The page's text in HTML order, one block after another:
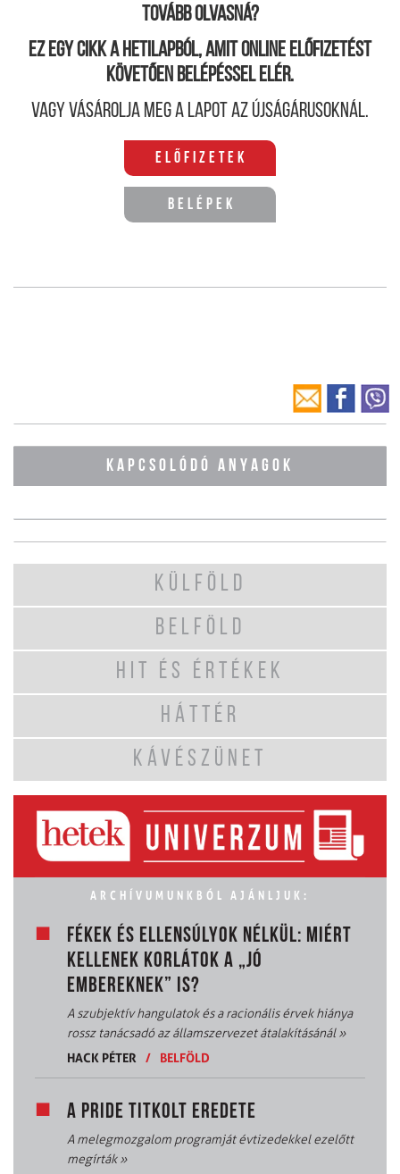
Tovább olvasná?
Ez egy cikk a hetilapból, amit online előfizetést
követően belépéssel elér.
Vagy vásárolja meg a lapot az újságárusoknál.
Előfizetek
Belépek
KAPCSOLÓDÓ ANYAGOK
KÜLFÖLD
BELFÖLD
HIT ÉS ÉRTÉKEK
HÁTTÉR
KÁVÉSZÜNET
ARCHÍVUMUNKBÓL AJÁNLJUK:
FÉKEK ÉS ELLENSÚLYOK NÉLKÜL: MIÉRT
KELLENEK KORLÁTOK A „JÓ
EMBEREKNEK” IS?
A szubjektív hangulatok és a racionális érvek hiánya
rossz tanácsadó az államszervezet átalakításánál»
HACK PÉTER
/ BELFÖLD
A PRIDE TITKOLT EREDETE
A melegmozgalom programját évtizedekkel ezelőtt
megírták»